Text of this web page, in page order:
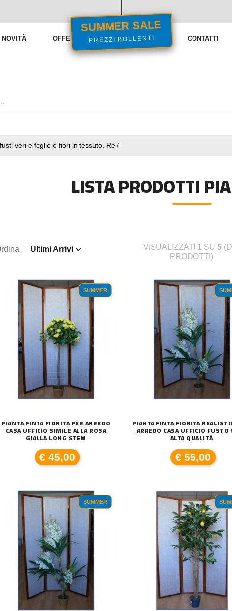
SUMMER SALE
PREZZI BOLLENTI
NOVITÀ OFFERTE VENDITE FLASH CONTATTI
veri e foglie e fiori in tessuto. Re /
A LED ENERGIA SOLARE LU
CATENA LUMINOSA DA ESTERNO SOLARE 1
LISTA PRODOTTI
Ultimi Arrivi VISUALIZZATI 1 SU 5(DI
PRODOTTI)
SUMMER
PIANTA FINTA FIORITA PER ARREDO
CASA UFFICIO SIMILE ALLA ROSA
GIALLA LONG STEM
€ 45,00
PIANTA FINTA FIORITA
ARREDO CASA UFFICIO FUSTO
ALTA QUALITÀ
€ 55,00
SUMMER